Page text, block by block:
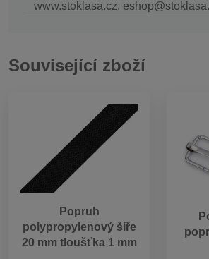
www.stoklasa.cz,
Související zboží
Popruh
polypropylenový šíře
20 mm tloušťka 1 mm